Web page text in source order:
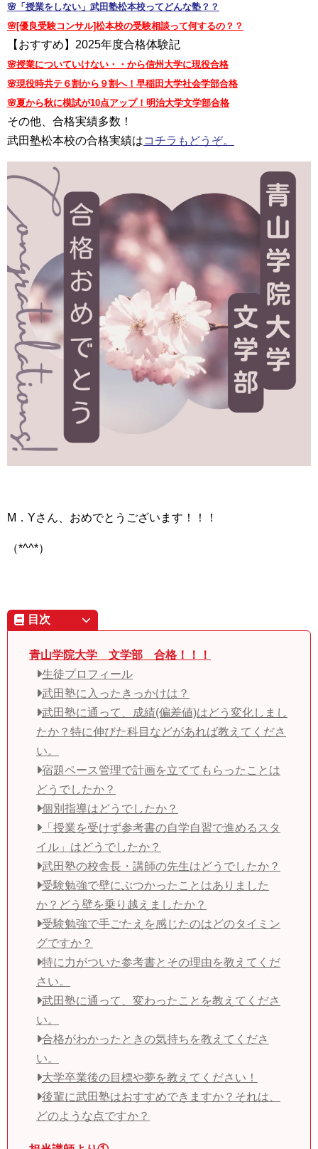
🌸「授業をしない」武田塾松本校ってどんな塾？？
🌸[優良受験コンサル]松本校の受験相談って何するの？？
【おすすめ】2025年度合格体験記
🌸授業についていけない・・から信州大学に現役合格
🌸現役時共テ６割から９割へ！早稲田大学社会学部合格
🌸夏から秋に模試が10点アップ！明治大学文学部合格
その他、合格実績多数！
武田塾松本校の合格実績はコチラもどうぞ。
M．Yさん、おめでとうございます！！！
（*^^*）
目次
青山学院大学 文学部 合格！！！
生徒プロフィール
武田塾に入ったきっかけは？
武田塾に通って、成績(偏差値)はどう変化しまし
たか？特に伸びた科目などがあれば教えてくださ
い。
宿題ペース管理で計画を立ててもらったことは
どうでしたか？
個別指導はどうでしたか？
「授業を受けず参考書の自学自習で進めるスタ
イル」はどうでしたか？
武田塾の校舎長・講師の先生はどうでしたか？
受験勉強で壁にぶつかったことはありました
か？どう壁を乗り越えましたか？
受験勉強で手ごたえを感じたのはどのタイミン
グですか？
特に力がついた参考書とその理由を教えてくだ
さい。
武田塾に通って、変わったことを教えてくださ
い。
合格がわかったときの気持ちを教えてくださ
い。
大学卒業後の目標や夢を教えてください！
後輩に武田塾はおすすめできますか？それは、
どのような点ですか？